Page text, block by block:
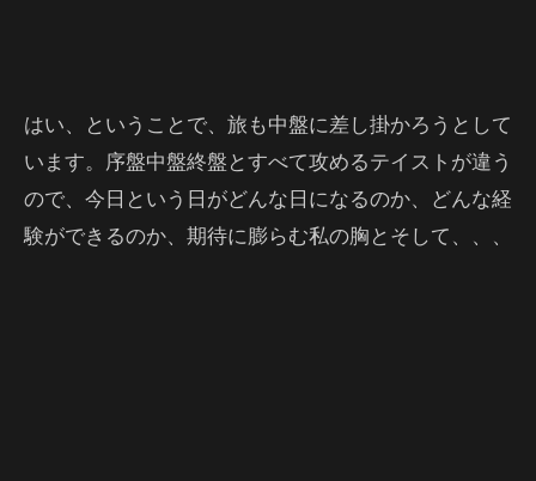
はい、ということで、旅も中盤に差し掛かろうとして
います。序盤中盤終盤とすべて攻めるテイストが違う
ので、今日という日がどんな日になるのか、どんな経
験ができるのか、期待に膨らむ私の胸とそして、、、